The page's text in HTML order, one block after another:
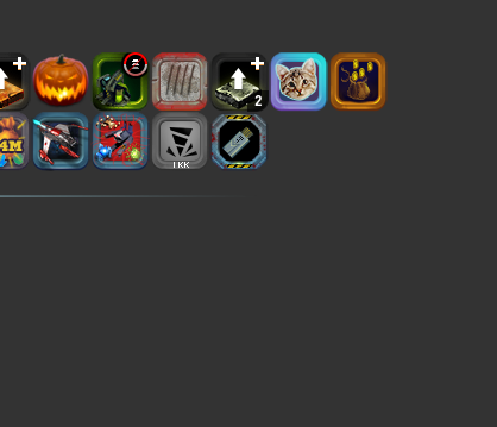
2